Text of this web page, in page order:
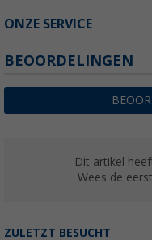
ONZE SERVICE
BEOORDELINGEN
Dit artikel
Wees de
ZULETZT BESUCHT